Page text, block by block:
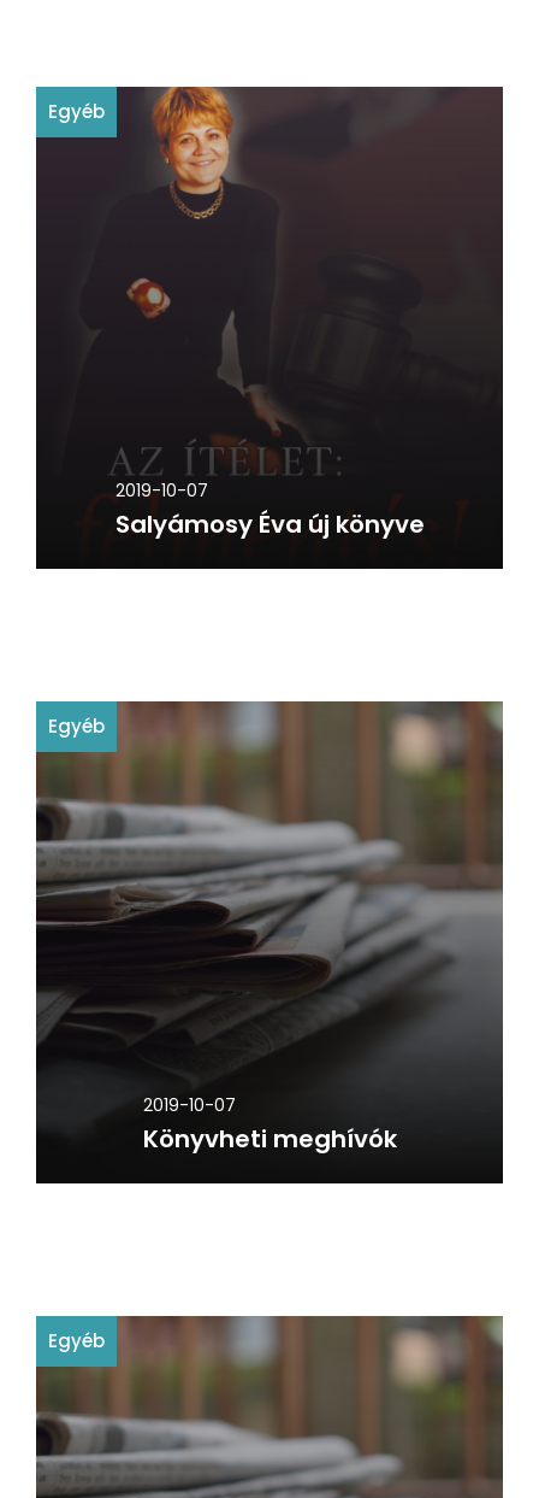
Egyéb
2019-10-07
Salyámosy Éva új könyve
Egyéb
2019-10-07
Könyvheti meghívók
Egyéb